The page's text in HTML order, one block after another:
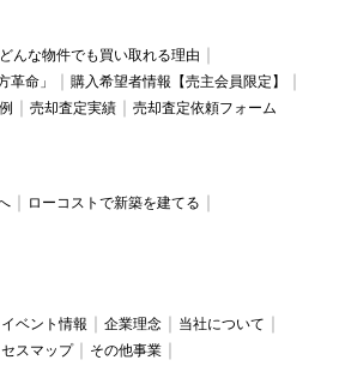
どんな物件でも買い取れる理由
革命」
購入希望者情報【売主会員限定】
売却査定実績 売却査定依頼フォーム
ローコストで新築を建てる
イベント情報 企業理念
当社について
スマップ
その他事業